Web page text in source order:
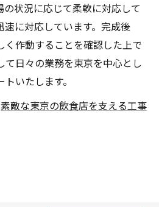
の状況に応じて柔軟に対応して
速に対応しています。完成後
く作動することを確認した上で
て日々の業務を東京を中心とし
いたします。
素敵な東京の飲食店を支える工事